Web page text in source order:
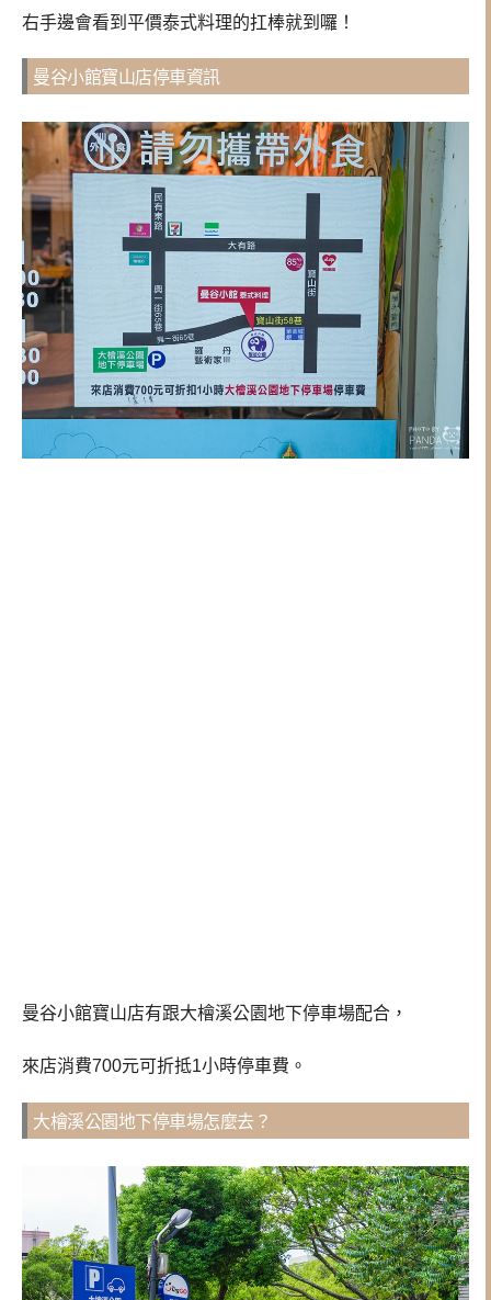
右手邊會看到平價泰式料理的扛棒就到囉！
曼谷小館寶山店停車資訊
曼谷小館寶山店有跟大檜溪公園地下停車場配合，
來店消費700元可折抵1小時停車費。
大檜溪公園地下停車場怎麼去？